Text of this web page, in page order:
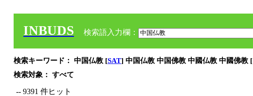
INBUDS 検索語入力欄：
検索キーワード： 中国仏教 [SAT] 中国仏教 中国佛教 中國仏教 中國佛教 [
検索対象： すべて
-- 9391 件ヒット